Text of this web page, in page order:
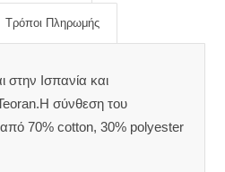
Τρόποι Πληρωμής
στην Ισπανία και
σύνθεση του
από 70% cotton, 30% polyester